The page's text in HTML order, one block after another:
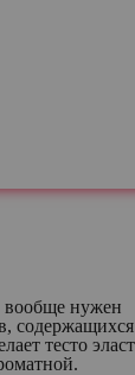
вообще нужен
тесто